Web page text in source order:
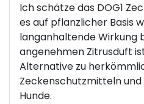
Ich schätze das DOG1
es auf pflanzlicher Basis
langanhaltende Wirkung
angenehmen Zitrusduft
Alternative zu
Zeckenschutzmitteln
Hunde.